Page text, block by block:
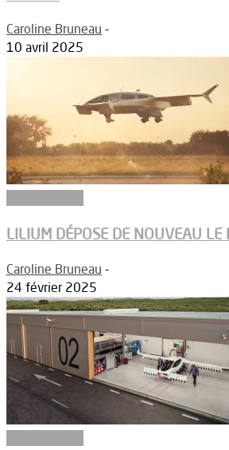
Caroline Bruneau -
10 avril 2025
LILIUM DÉPOSE DE NOUVEAU LE
Caroline Bruneau -
24 février 2025